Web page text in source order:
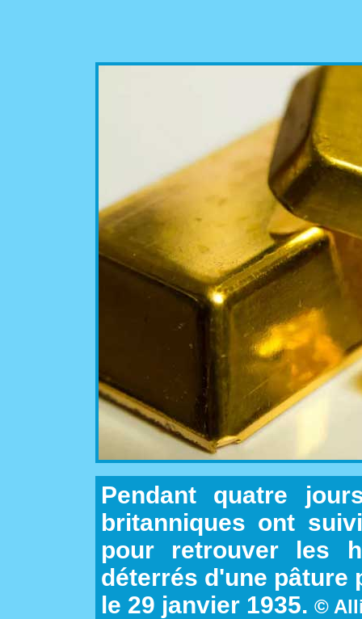
Pendant quatre
britanniques ont
pour retrouver les
déterrés d'une pâture
le 29 janvier 1935. ©